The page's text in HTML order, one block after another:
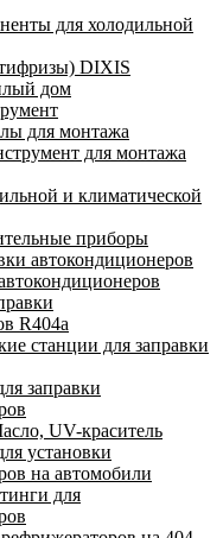
для холодильной
DIXIS
дом
для монтажа
для монтажа
и климатической
приборы
автокондиционеров
R404a
станции для заправки
заправки
UV-краситель
установки
на автомобили
для